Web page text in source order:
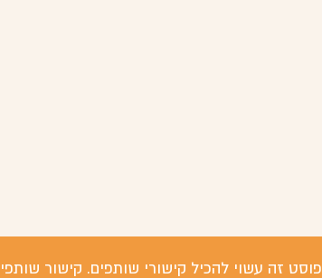
פוסט זה עשוי להכיל קישורי שותפים. קישור